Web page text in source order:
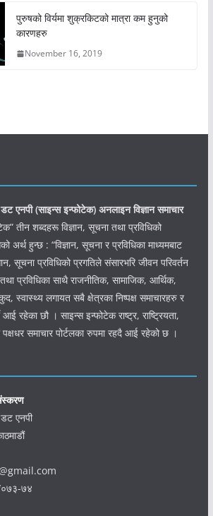
पुरुषको विर्यमा शुक्रकिटको मात्रा कम हुनुको
कारणहरु
November 16, 2019
एनपी (साइन्सइन्फोटेक) अनलाइन विज्ञान समाचार
तीन शब्दहरू विज्ञान, सूचना तथा प्रविधिको
हुन्छ : “विज्ञान, सूचना र प्रविधिका माध्यमबाट
सूचना प्रविधिको प्रगतिले संसारभरि जीवन परिवर्तन
प्रविधिका साथै राजनीतिक, सामाजिक, आर्थिक,
स्वास्थ्य लगायत सबै क्षेत्रका निष्पक्ष समाचारहरु र
रहेका छौ । साइन्स इन्फोटेक राष्ट्र, राष्ट्रियता,
समाचार पोर्टलका रुपमा रहदै आई रहेको छ ।
एनपी
७४